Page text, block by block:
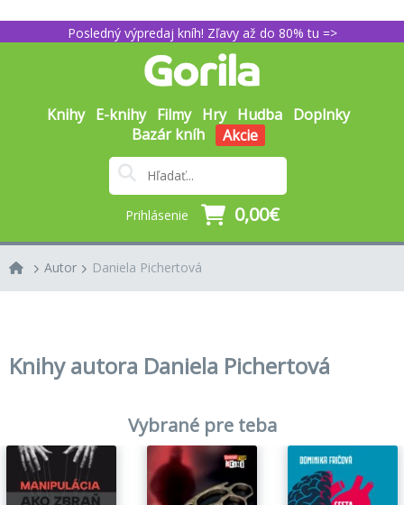
Posledný výpredaj kníh! Zľavy až do 80% tu =>
Knihy E-knihy Filmy Hry Hudba Doplnky
Bazár kníh
Akcie
Prihlásenie 0,00€
Autor Daniela Pichertová
Knihy autora Daniela Pichertová
Vybrané pre teba